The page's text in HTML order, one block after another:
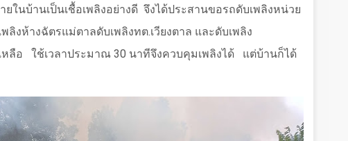
ในบ้านเป็นเชื้อเพลิงอย่างดี จึงได้ประสานขอรถดับเพลิงหน่วย
พลิงห้างฉัตรแม่ตาลดับเพลิงทต.เวียงตาล และดับเพลิง
ลือ
ใช้เวลาประมาณ 30 นาทีจึงควบคุมเพลิงได้
แต่บ้านก็ได้